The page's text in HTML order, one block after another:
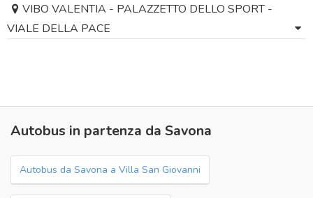
VIBO VALENTIA - PALAZZETTO DELLO SPORT -
VIALE DELLA PACE
Autobus in partenza da Savona
Autobus da Savona a Villa San Giovanni